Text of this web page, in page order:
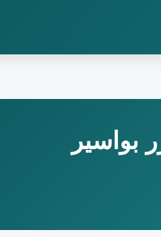
بواسیر